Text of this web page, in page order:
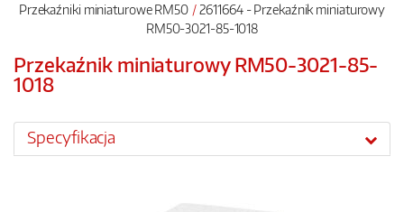
Przekaźniki miniaturowe RM50
2611664 - Przekaźnik miniaturowy
RM50-3021-85-1018
Przekaźnik miniaturowy RM50-3021-85-
1018
Specyfikacja